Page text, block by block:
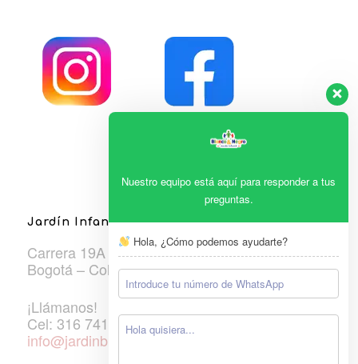
Jardín Infantil Blanco & Negro
Carrera 19A #106A-33
Bogotá – Colombia
¡Llámanos!
Cel: 316 7410600
info@jardinblancoynegro.edu.co
Nuestro equipo está aquí para responder a tus
preguntas.
Hola, ¿Cómo podemos ayudarte?